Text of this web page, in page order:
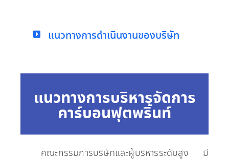
แนวทางการดำเนินงานของบริษัท
แนวทางการบริหารจัดการ
คาร์บอนฟุตพริ้นท์
คณะกรรมการบริษัทและผู้บริหารระดับสูง มี